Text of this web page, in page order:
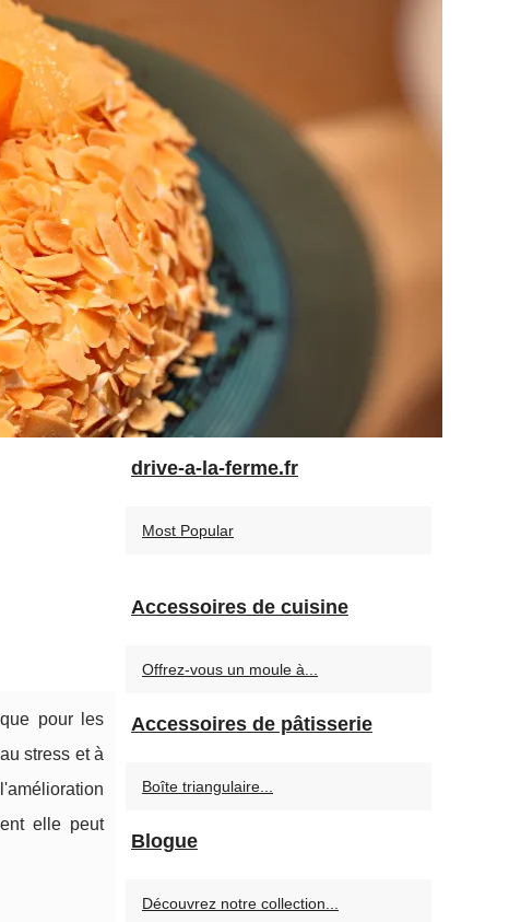
pour les
stress et à
elle peut
drive-a-la-ferme.fr
Most Popular
Accessoires de cuisine
Offrez-vous un moule à...
Accessoires de pâtisserie
Boîte triangulaire...
Blogue
Découvrez notre collection...